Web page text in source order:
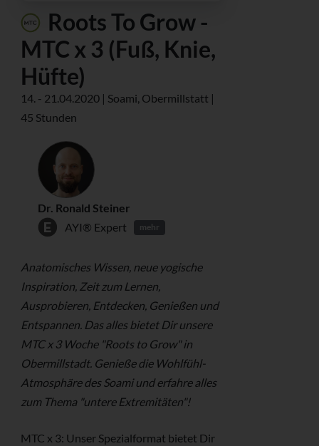
Roots To Grow -
MTC x 3 (Fuß, Knie,
Hüfte)
14. - 21.04.2020 | Soami, Obermillstatt |
45 Stunden
Dr. Ronald Steiner
AYI® Expert
mehr
Anatomisches Wissen, neue yogische
Inspiration, Zeit zum Lernen,
Ausprobieren, Entdecken, Genießen und
Entspannen. Das alles bietet Dir unsere
MTC x 3 Woche "Roots to Grow" in
Obermillstadt. Genieße die Wohlfühl-
Atmosphäre des Soami und erfahre alles
zum Thema "untere Extremitäten"!
MTC x 3: Unser Spezialformat bietet Dir